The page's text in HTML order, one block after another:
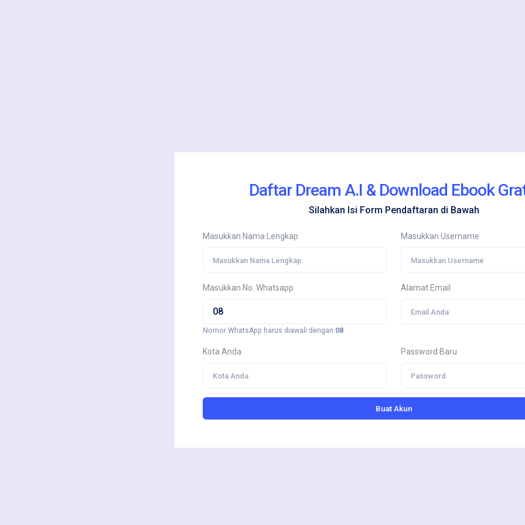
Daftar Dream A.I & Download Ebook
Silahkan Isi Form Pendaftaran di Bawah
Masukkan Nama Lengkap Masukkan Username
Masukkan No. Whatsapp
Nomor WhatsApp harus diawali dengan 08.
Alamat Email
Kota Anda Password Baru
Buat Akun